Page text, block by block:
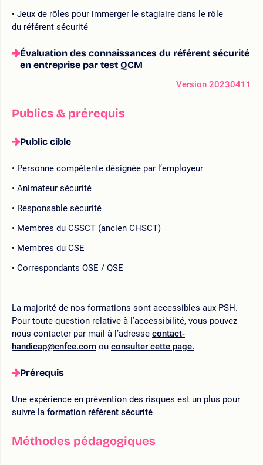
Jeux de rôles pour immerger le stagiaire dans le rôle
du référent sécurité
Évaluation des connaissances du référent sécurité
en entreprise par test QCM
Version 20230411
Publics & prérequis
Public cible
Personne compétente désignée par l’employeur
Animateur sécurité
Responsable sécurité
Membres du CSSCT (ancien CHSCT)
Membres du CSE
Correspondants QSE / QSE
La majorité de nos formations sont accessibles aux PSH.
Pour toute question relative à l’accessibilité, vous pouvez
nous contacter par mail à l’adresse contact-
handicap@cnfce.com ou consulter cette page.
Prérequis
Une expérience en prévention des risques est un plus pour
suivre la formation référent sécurité
Méthodes pédagogiques